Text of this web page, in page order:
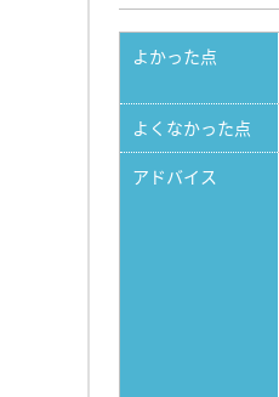
よかった点
よくなかった点
アドバイス